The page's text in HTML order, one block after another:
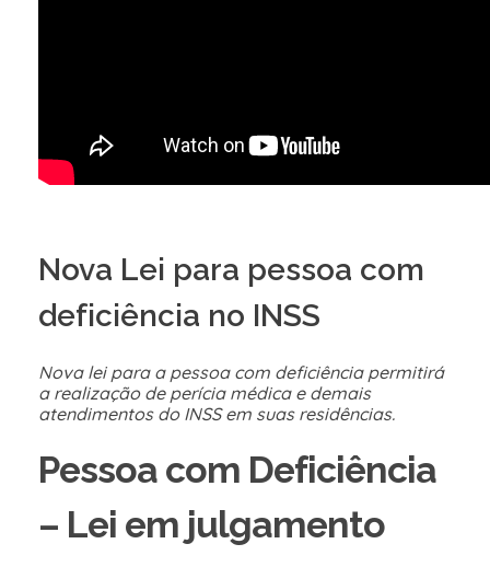
Nova Lei para pessoa com
deficiência no INSS
Nova lei para a pessoa com deficiência permitirá
a realização de perícia médica e demais
atendimentos do INSS em suas residências.
Pessoa com Deficiência
– Lei em julgamento